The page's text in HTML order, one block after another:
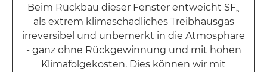
Beim Rückbau dieser Fenster entweicht SF₆
als extrem klimaschädliches Treibhausgas
irreversibel und unbemerkt in die Atmosphäre
- ganz ohne Rückgewinnung und mit hohen
Klimafolgekosten. Dies können wir mit